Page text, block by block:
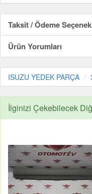
Taksit / Ödeme
Ürün Yorumları
ISUZU YEDEK PARÇA
İlginizi Çekebilecek